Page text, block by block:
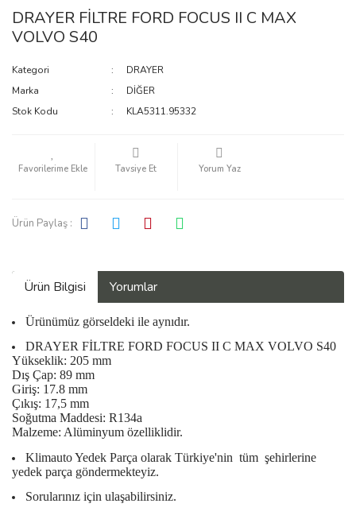
DRAYER FİLTRE FORD FOCUS II C MAX
VOLVO S40
Kategori
DRAYER
Marka
DİĞER
Stok Kodu
KLA5311.95332
Tavsiye Et Yorum Yaz
Ürün Paylaş :
Ürün Bilgisi Yorumlar
Ürünümüz görseldeki ile aynıdır.
DRAYER FİLTRE FORD FOCUS II C MAX VOLVO S40
Yükseklik: 205 mm
Dış Çap: 89 mm
Giriş: 17.8 mm
Çıkış: 17,5 mm
Soğutma Maddesi: R134a
Malzeme: Alüminyum özelliklidir.
Klimauto Yedek Parça olarak Türkiye'nin tüm şehirlerine
yedek parça göndermekteyiz.
Sorularınız için ulaşabilirsiniz.